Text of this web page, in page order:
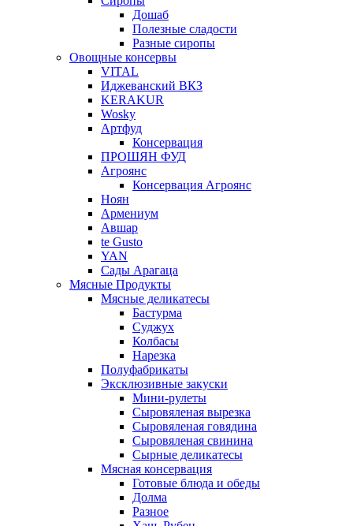
Дошаб
Полезные сладости
Разные сиропы
Овощные консервы
VITAL
Иджеванский ВКЗ
KERAKUR
Wosky
Артфуд
Консервация
ПРОШЯН ФУД
Агроянс
Консервация Агроянс
Ноян
Армениум
Авшар
te Gusto
YAN
Сады Арагаца
Мясные Продукты
Мясные деликатесы
Бастурма
Суджух
Колбасы
Нарезка
Полуфабрикаты
Эксклюзивные закуски
Мини-рулеты
Сыровяленая вырезка
Сыровяленая говядина
Сыровяленая свинина
Сырные деликатесы
Мясная консервация
Готовые блюда и обеды
Долма
Разное